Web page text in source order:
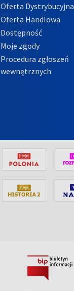
Oferta Dystrybucyjna
Oferta Handlowa
Dostępność
Moje zgody
Procedura zgłoszeń
wewnętrznych